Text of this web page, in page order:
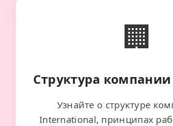
🏢
Структура
Узнайте о структуре
International, принципах